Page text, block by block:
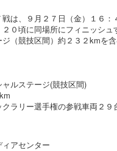
は、９月２７日（金）１６
０頃に同場所にフィニッシ
（競技区間）約２３２kmを
ルステージ(競技区間)
ラリー選手権の参戦車両２９
アセンター